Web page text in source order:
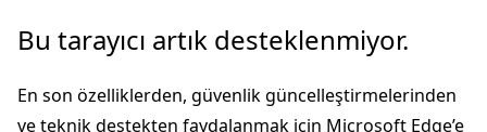
Ana
atla
Bu tarayıcı artık desteklenmiyor.
En son özelliklerden, güvenlik güncelleştirmelerinden
ve teknik destekten faydalanmak için Microsoft Edge’e